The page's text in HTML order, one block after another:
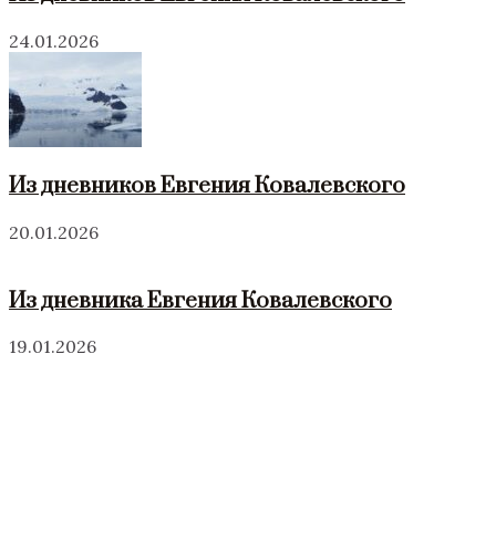
24.01.2026
Из дневников Евгения Ковалевского
20.01.2026
Из дневника Евгения Ковалевского
19.01.2026